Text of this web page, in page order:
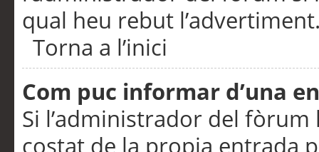
qual heu rebut
Torna a l’inici
Com puc informar d’una
Si l’administrador del
costat de la propia entrada